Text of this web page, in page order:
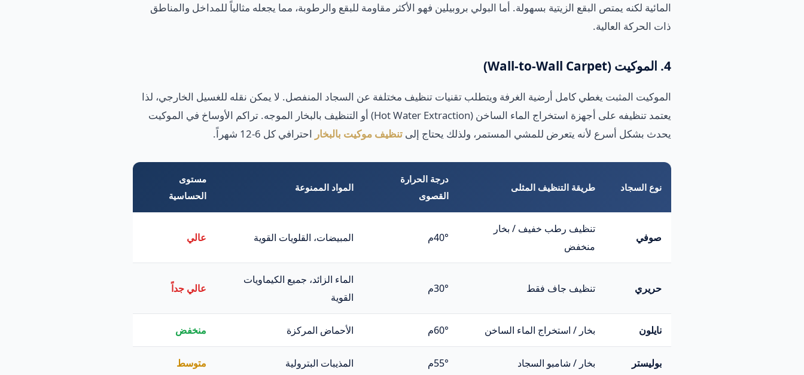
المائية لكنه يمتص البقع الزيتية بسهولة. أما البولي بروبيلين فهو الأكثر مقاومة للبقع والرطوبة، مما يجعله مثالياً للمداخل والمناطق
ذات الحركة العالية.
4. الموكيت (Wall-to-Wall Carpet)
الموكيت المثبت يغطي كامل أرضية الغرفة ويتطلب تقنيات تنظيف مختلفة عن السجاد المنفصل. لا يمكن نقله للغسيل الخارجي، لذا
يعتمد تنظيفه على أجهزة استخراج الماء الساخن (Hot Water Extraction) أو التنظيف بالبخار الموجه. تراكم الأوساخ في الموكيت
يحدث بشكل أسرع لأنه يتعرض للمشي المستمر، ولذلك يحتاج إلى تنظيف موكيت بالبخار احترافي كل 6-12 شهراً.
نوع السجاد طريقة التنظيف المثلى
درجة الحرارة
القصوى
المواد الممنوعة
مستوى
الحساسية
صوفي
تنظيف رطب خفيف / بخار
منخفض
40°م المبيضات، القلويات القوية عالي
حريري تنظيف جاف فقط 30°م
الماء الزائد، جميع الكيماويات
القوية
عالي جداً
نايلون بخار / استخراج الماء الساخن 60°م الأحماض المركزة منخفض
بوليستر بخار / شامبو السجاد 55°م المذيبات البترولية متوسط